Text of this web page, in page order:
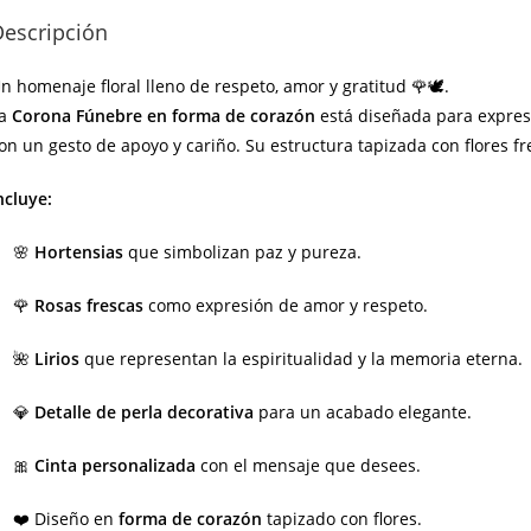
homenaje floral lleno de respeto, amor y gratitud 🌹🕊️.
Corona Fúnebre en forma de corazón está diseñada para
un gesto de apoyo y cariño. Su estructura tapizada con flores
🌸 Hortensias que simbolizan paz y pureza.
🌹 Rosas frescas como expresión de amor y respeto.
🌺 Lirios que representan la espiritualidad y la memoria eterna.
💎 Detalle de perla decorativa para un acabado elegante.
🎀 Cinta personalizada con el mensaje que desees.
❤️ Diseño en forma de corazón tapizado con flores.